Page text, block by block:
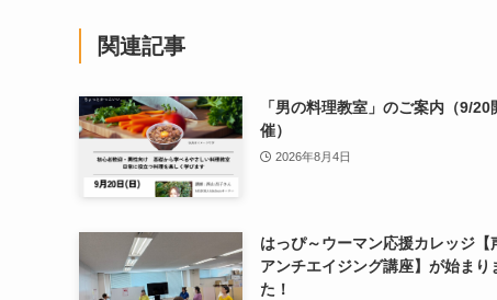
関連記事
「男の料理教室」のご案内（9/20
催）
2026年8月4日
はっぴ～ウーマン応援カレッジ【
アンチエイジング講座】が始まり
た！